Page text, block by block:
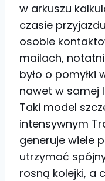
w arkuszu
czasie
osobie
mailach,
było o pomyłki
nawet w samej
Taki model
intensywnym
generuje wiele
utrzymać
rosną kolejki, a